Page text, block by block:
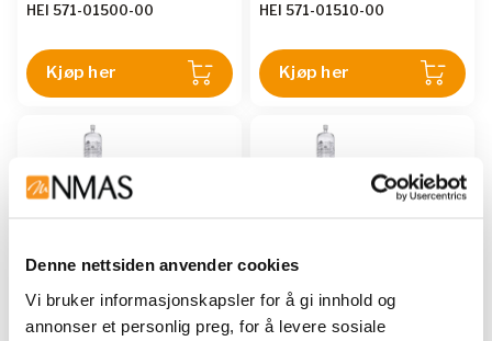
Denne nettsiden anvender cookies
Vi bruker informasjonskapsler for å gi innhold og
annonser et personlig preg, for å levere sosiale
nedsenkning og vinkel,
tørriskondensator.
HEI 571-01500-00
Kjøp her
HEI 571-01510-00
Kjøp her